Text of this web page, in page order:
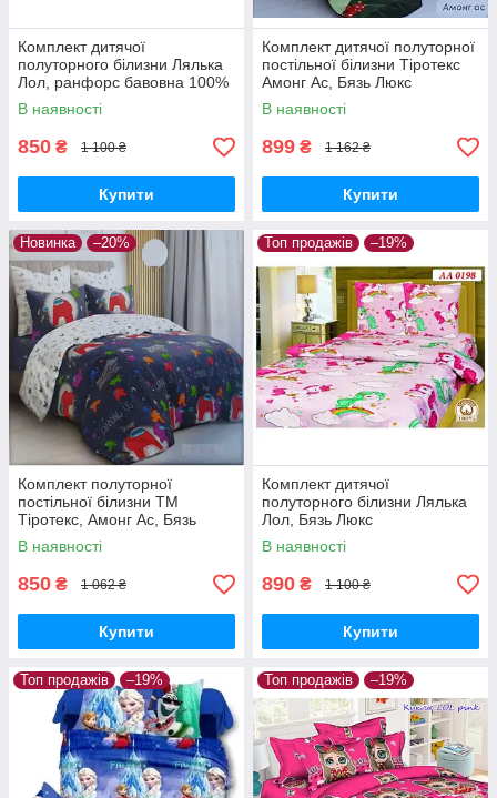
Комплект дитячої
полуторного білизни Лялька
Лол, ранфорс бавовна 100%
В наявності
850 ₴ 1 100 ₴
Купити
Комплект дитячої полуторної
постільної білизни Тіротекс
Амонг Ас, Бязь Люкс
В наявності
899 ₴ 1 162 ₴
Купити
Новинка –20%
Комплект полуторної
постільної білизни ТМ
Тіротекс, Амонг Ас, Бязь
Люкс
В наявності
850 ₴ 1 062 ₴
Купити
Топ продажів –19%
Комплект дитячої
полуторного білизни Лялька
Лол, Бязь Люкс
В наявності
890 ₴ 1 100 ₴
Купити
Топ продажів –19% Топ продажів –19%